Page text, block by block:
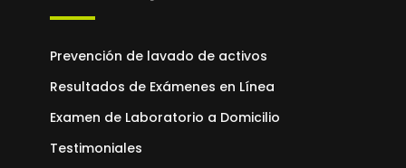
Prevención de lavado de activos
Resultados de Exámenes en Línea
Examen de Laboratorio a Domicilio
Testimoniales